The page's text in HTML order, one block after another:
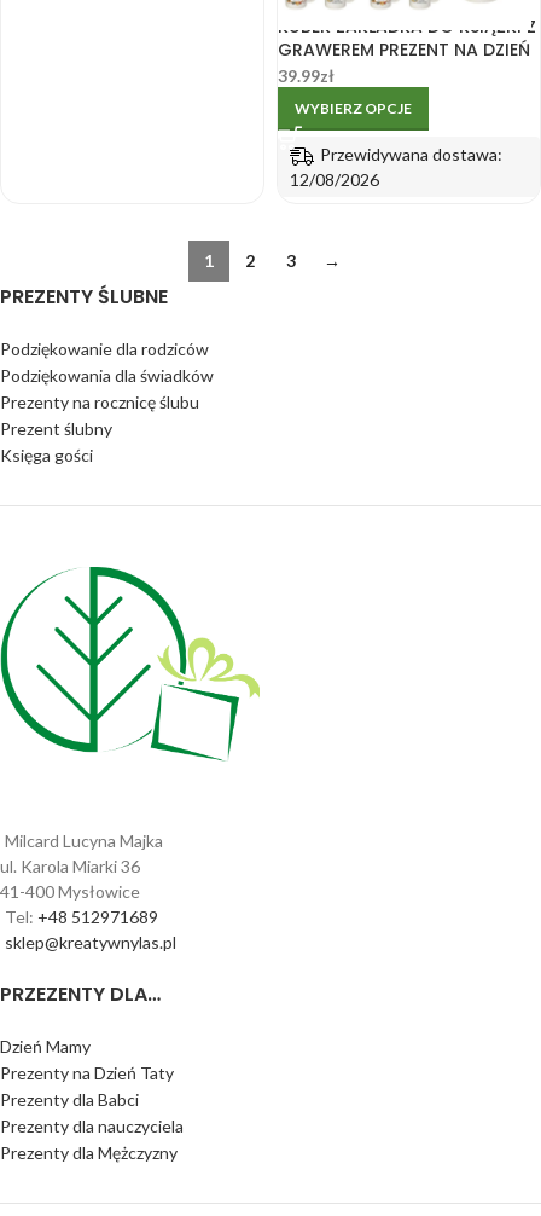
KUBEK ZAKŁADKA DO KSIĄŻKI Z
GRAWEREM PREZENT NA DZIEŃ
NAUCZYCIELA
39.99zł
WYBIERZ OPCJE
Przewidywana dostawa:
12/08/2026
1 2 3 →
PREZENTY ŚLUBNE
Podziękowanie dla rodziców
Podziękowania dla świadków
Prezenty na rocznicę ślubu
Prezent ślubny
Księga gości
Milcard Lucyna Majka
ul. Karola Miarki 36
41-400 Mysłowice
Tel: +48 512971689
sklep@kreatywnylas.pl
PRZEZENTY DLA…
Dzień Mamy
Prezenty na Dzień Taty
Prezenty dla Babci
Prezenty dla nauczyciela
Prezenty dla Mężczyzny